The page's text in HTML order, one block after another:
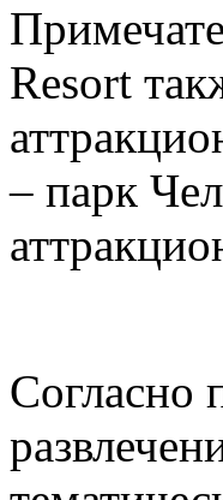
Resort
– парк
Согласно